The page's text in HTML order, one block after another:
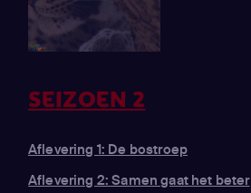
SEIZOEN 2
Aflevering 1: De bostroep
Aflevering 2: Samen gaat het beter